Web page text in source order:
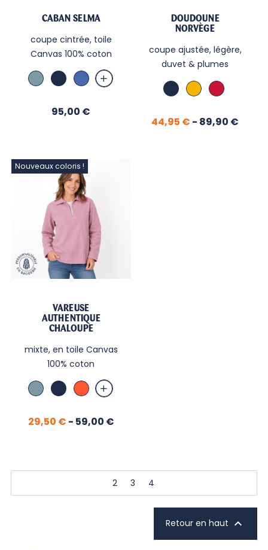
CABAN SELMA
coupe cintrée, toile
Canvas 100% coton
Bleu
Orage
MarineBleu
Nautic
Prix
95,00 €
DOUDOUNE
NORVÈGE
coupe ajustée, légère,
duvet & plumes
MarineCurryRubis
Prix
Prix
44,95 € - 89,90 €
VAREUSE
AUTHENTIQUE
CHALOUPE
mixte, en toile Canvas
100% coton
Bleu
Orage
MarinePaprika
Prix
29,50 € - 59,00 €
Nouveaux coloris !
2 3 4
Retour en haut 